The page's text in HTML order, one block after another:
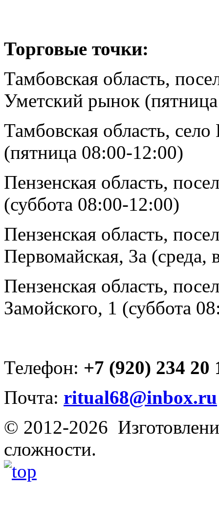
Торговые точки:
Тамбовская область,
Уметский рынок
Тамбовская область,
(пятница 08:00-12:00)
Пензенская область,
(суббота 08:00-12:00)
Пензенская область,
Первомайская, 3а (среда,
Пензенская область,
Замойского, 1 (суббота
Телефон: +7 (920) 234 20
Почта: ritual68@inbox.ru
© 2012-2026
сложности.